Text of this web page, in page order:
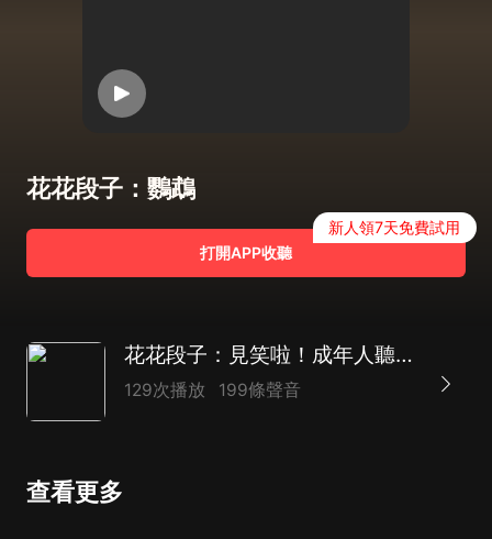
花花段子：鸚鵡
打開APP收聽
新人領7天免費試用
花花段子：見笑啦！成年人聽的熱笑話 I爆笑解壓治愈
129次播放 199條聲音
查看更多